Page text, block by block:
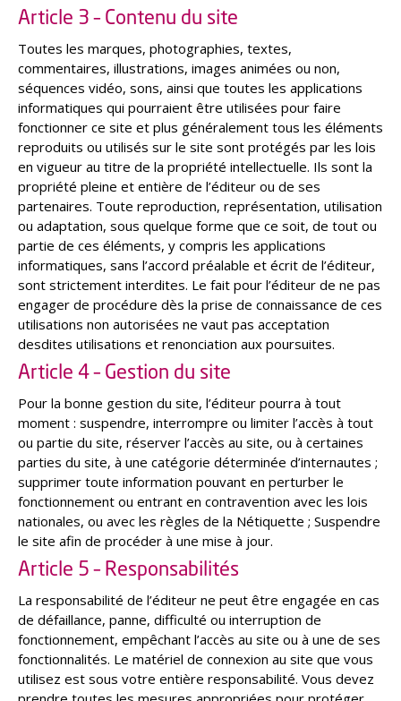
Article 3 – Contenu du site
Toutes les marques, photographies, textes,
commentaires, illustrations, images animées ou non,
séquences vidéo, sons, ainsi que toutes les applications
informatiques qui pourraient être utilisées pour faire
fonctionner ce site et plus généralement tous les éléments
reproduits ou utilisés sur le site sont protégés par les lois
en vigueur au titre de la propriété intellectuelle. Ils sont la
propriété pleine et entière de l’éditeur ou de ses
partenaires. Toute reproduction, représentation, utilisation
ou adaptation, sous quelque forme que ce soit, de tout ou
partie de ces éléments, y compris les applications
informatiques, sans l’accord préalable et écrit de l’éditeur,
sont strictement interdites. Le fait pour l’éditeur de ne pas
engager de procédure dès la prise de connaissance de ces
utilisations non autorisées ne vaut pas acceptation
desdites utilisations et renonciation aux poursuites.
Article 4 – Gestion du site
Pour la bonne gestion du site, l’éditeur pourra à tout
moment : suspendre, interrompre ou limiter l’accès à tout
ou partie du site, réserver l’accès au site, ou à certaines
parties du site, à une catégorie déterminée d’internautes ;
supprimer toute information pouvant en perturber le
fonctionnement ou entrant en contravention avec les lois
nationales, ou avec les règles de la Nétiquette ; Suspendre
le site afin de procéder à une mise à jour.
Article 5 – Responsabilités
La responsabilité de l’éditeur ne peut être engagée en cas
de défaillance, panne, difficulté ou interruption de
fonctionnement, empêchant l’accès au site ou à une de ses
fonctionnalités. Le matériel de connexion au site que vous
utilisez est sous votre entière responsabilité. Vous devez